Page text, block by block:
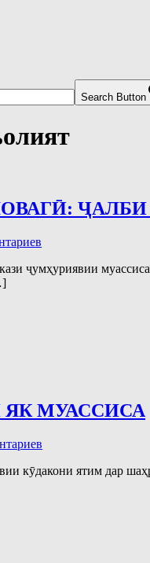
Search Button
ҷумҳуриявии
ЯК МУАССИСА
кӯдакони ятим дар